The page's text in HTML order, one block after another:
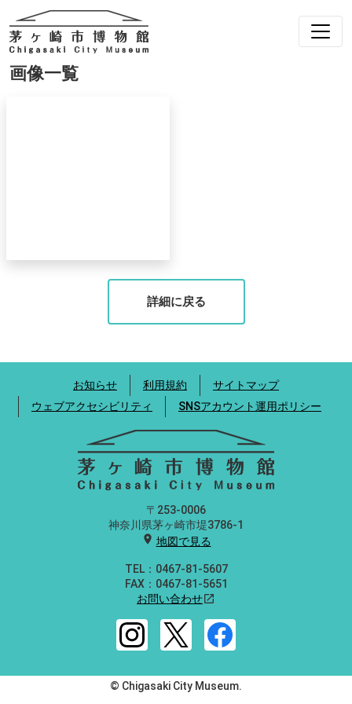
画像一覧
詳細に戻る
お知らせ 利用規約
サイトマップ
ウェブアクセシビリティ
SNSアカウント運用ポリシー
〒253-0006
神奈川県茅ヶ崎市堤3786-1
location_on 地図で見る
TEL：0467-81-5607
FAX：0467-81-5651
お問い合わせopen_in_new
© Chigasaki City Museum.